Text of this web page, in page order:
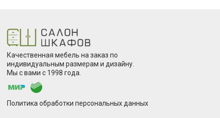
Качественная мебель на заказ по
индивидуальным размерам и дизайну.
Мы с вами с 1998 года.
Политика обработки персональных данных